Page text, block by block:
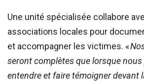
Une unité spécialisée collabore
associations locales pour
et accompagner les victimes. «
seront complètes que lorsque
entendre et faire témoigner devant